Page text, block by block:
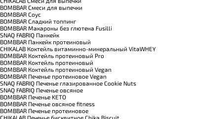
BOMBBAR Смеси для выпечки
BOMBBAR Соус
BOMBBAR Сладкий топпинг
BOMBBAR Макароны без глютена Fusilli
SNAQ FABRIQ Панкейк
BOMBBAR Панкейк протеиновый
CHIKALAB Коктейль витаминно-минеральный VitaWHEY
BOMBBAR Коктейль протеиновый Pro
BOMBBAR Коктейль протеиновый
BOMBBAR Коктейль протеиновый Vegan
BOMBBAR Печенье протеиновое Vegan
SNAQ FABRIQ Печенье глазированное Cookie Nuts
SNAQ FABRIQ Печенье овсяное
BOMBBAR Печенье KETO
BOMBBAR Печенье овсяное fitness
BOMBBAR Печенье протеиновое
CHIKALAB Печенье бисквитное Chika Biscuit